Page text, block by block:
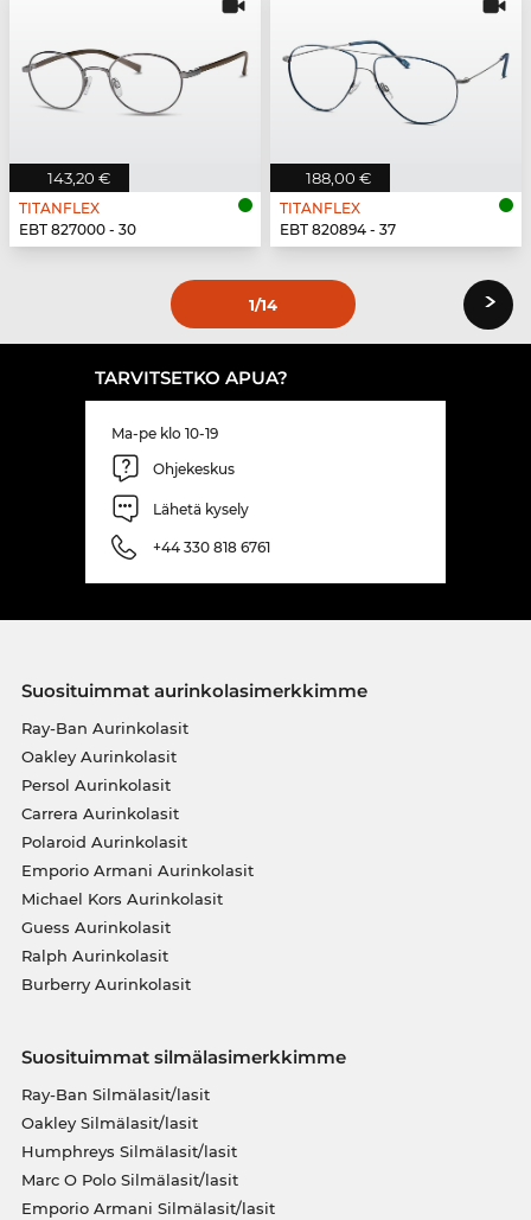
143,20 €
TITANFLEX
EBT 827000 - 30
188,00 €
TITANFLEX
EBT 820894 - 37
1/14 ›
TARVITSETKO APUA?
Ma-pe klo 10-19
Ohjekeskus
Lähetä kysely
+44 330 818 6761
Suosituimmat aurinkolasimerkkimme
Ray-Ban Aurinkolasit
Oakley Aurinkolasit
Persol Aurinkolasit
Carrera Aurinkolasit
Polaroid Aurinkolasit
Emporio Armani Aurinkolasit
Michael Kors Aurinkolasit
Guess Aurinkolasit
Ralph Aurinkolasit
Burberry Aurinkolasit
Suosituimmat silmälasimerkkimme
Ray-Ban Silmälasit/lasit
Oakley Silmälasit/lasit
Humphreys Silmälasit/lasit
Marc O Polo Silmälasit/lasit
Emporio Armani Silmälasit/lasit